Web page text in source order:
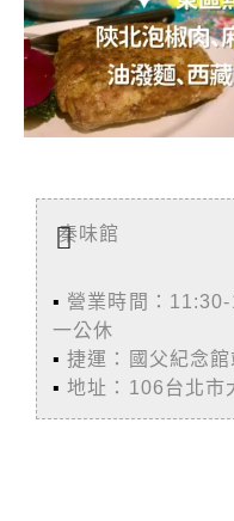
秦味館
▪️ 營業時間：
一公休
▪️捷運：國父紀念
▪️地址：106台北市